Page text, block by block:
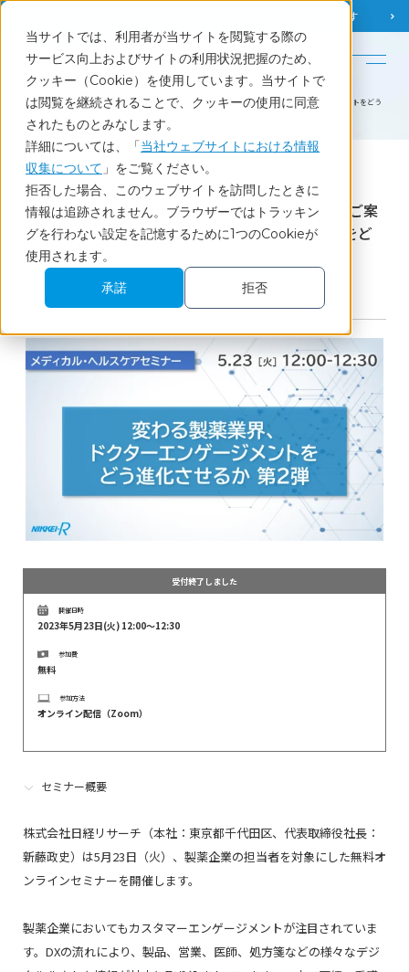
当サイトでは、利用者が当サイトを閲覧する際の
サービス向上およびサイトの利用状況把握のため、
クッキー（Cookie）を使用しています。当サイトで
は閲覧を継続されることで、クッキーの使用に同意
されたものとみなします。
詳細については、「当社ウェブサイトにおける情報
収集について 」をご覧ください。
拒否した場合、このウェブサイトを訪問したときに
情報は追跡されません。ブラウザーではトラッキン
グを行わない設定を記憶するために1つのCookieが
使用されます。
承諾
拒否
お役立ち情報を探す
English
【受付終了】5/23開催 「ヘルスケアセミナー」のご案内～変わる製薬業界、ドクターエンゲージメントをどう
進化させるか 第2弾
Seminar
【受付終了】5/23開催 「ヘルスケアセミナー」のご案
内～変わる製薬業界、ドクターエンゲージメントをど
う進化させるか 第2弾
2023.5.23 開催│ ウェビナー メディカル・ヘルスケア
受付終了しました
開催日時
2023年5月23日(火) 12:00～12:30
参加費
無料
参加方法
オンライン配信（Zoom）
セミナー概要
株式会社日経リサーチ（本社：東京都千代田区、代表取締役社長：
新藤政史）は5月23日（火）、製薬企業の担当者を対象にした無料オ
ンラインセミナーを開催します。
製薬企業においてもカスタマーエンゲージメントが注目されていま
す。DXの流れにより、製品、営業、医師、処方箋などの様々なデジ